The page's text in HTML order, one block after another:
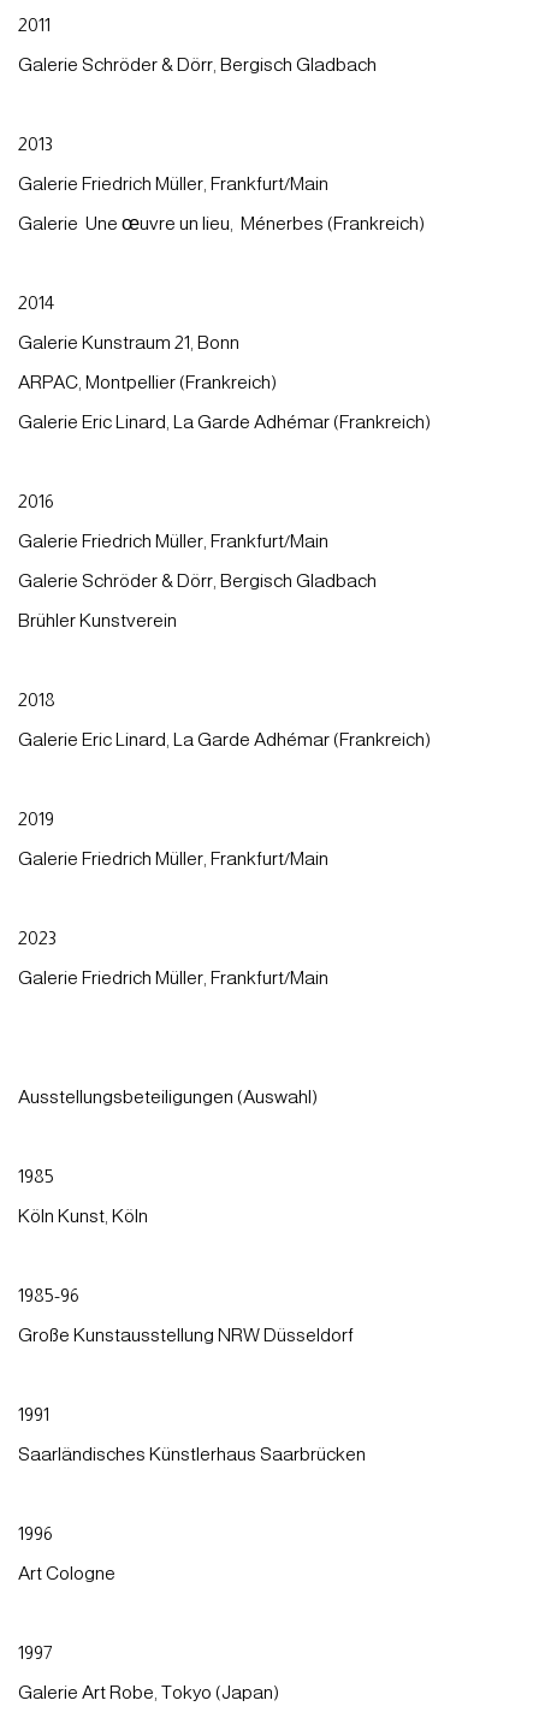
2011
Galerie Schröder & Dörr, Bergisch Gladbach
2013
Galerie Friedrich Müller, Frankfurt/Main
Galerie Une œuvre un lieu, Ménerbes (Frankreich)
2014
Galerie Kunstraum 21, Bonn
ARPAC, Montpellier (Frankreich)
Galerie Eric Linard, La Garde Adhémar (Frankreich)
2016
Galerie Friedrich Müller, Frankfurt/Main
Galerie Schröder & Dörr, Bergisch Gladbach
Brühler Kunstverein
2018
Galerie Eric Linard, La Garde Adhémar (Frankreich)
2019
Galerie Friedrich Müller, Frankfurt/Main
2023
Galerie Friedrich Müller, Frankfurt/Main
Ausstellungsbeteiligungen (Auswahl)
1985
Köln Kunst, Köln
1985-96
Große Kunstausstellung NRW Düsseldorf
1991
Saarländisches Künstlerhaus Saarbrücken
1996
Art Cologne
1997
Galerie Art Robe, Tokyo (Japan)